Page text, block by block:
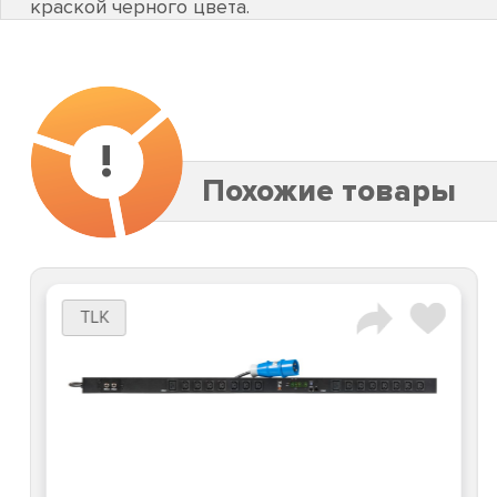
краской черного цвета.
!
Похожие товары
TLK